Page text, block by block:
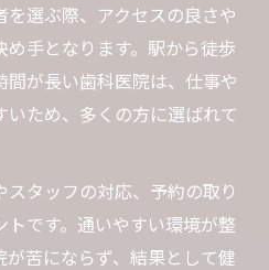
選ぶ際、アクセスの良さや
手となります。駅から徒歩
が長い歯科医院は、仕事や
ため、多くの方に選ばれて
タッフの対応、予約の取り
です。通いやすい環境が整
苦にならず、結果として健